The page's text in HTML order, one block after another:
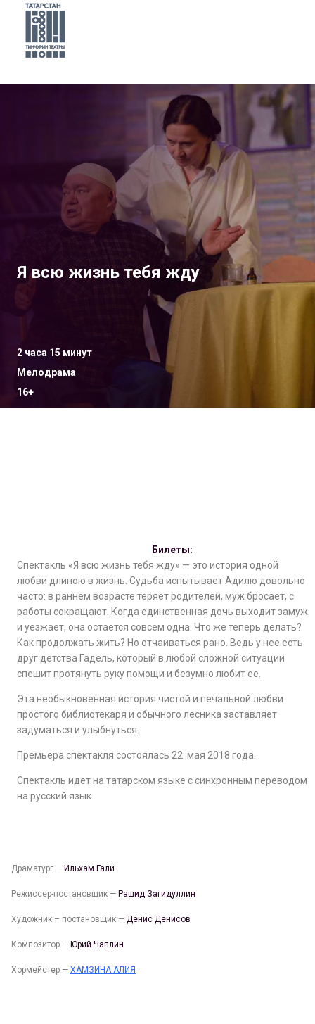
Я всю жизнь тебя жду
2 часа 15 минут
Мелодрама
16+
Спектакль «Я всю жизнь тебя жду» — это история одной
любви длиною в жизнь. Судьба испытывает Адилю довольно
часто: в раннем возрасте теряет родителей, муж бросает, с
работы сокращают. Когда единственная дочь выходит замуж
и уезжает, она остается совсем одна. Что же теперь делать?
Как продолжать жить? Но отчаиваться рано. Ведь у нее есть
друг детства Гадель, который в любой сложной ситуации
спешит протянуть руку помощи и безумно любит ее.
Эта необыкновенная история чистой и печальной любви
простого библиотекаря и обычного лесника заставляет
задуматься и улыбнуться.
Премьера спектакля состоялась 22 мая 2018 года.
Спектакль идет на татарском языке с синхронным переводом
на русский язык.
Драматург — Ильхам Гали
Режиссер-постановщик — Рашид Загидуллин
Художник – постановщик — Денис Денисов
Композитор — Юрий Чаплин
Хормейстер — ХАМЗИНА АЛИЯ
Билеты: